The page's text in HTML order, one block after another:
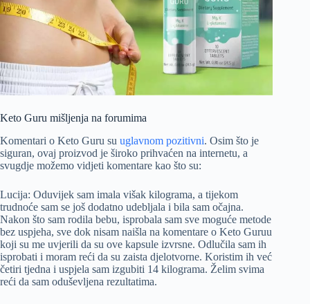
Keto Guru mišljenja na forumima
Komentari o Keto Guru su uglavnom pozitivni. Osim što je
siguran, ovaj proizvod je široko prihvaćen na internetu, a
svugdje možemo vidjeti komentare kao što su:
Lucija: Oduvijek sam imala višak kilograma, a tijekom
trudnoće sam se još dodatno udebljala i bila sam očajna.
Nakon što sam rodila bebu, isprobala sam sve moguće metode
bez uspjeha, sve dok nisam naišla na komentare o Keto Guruu
koji su me uvjerili da su ove kapsule izvrsne. Odlučila sam ih
isprobati i moram reći da su zaista djelotvorne. Koristim ih već
četiri tjedna i uspjela sam izgubiti 14 kilograma. Želim svima
reći da sam oduševljena rezultatima.